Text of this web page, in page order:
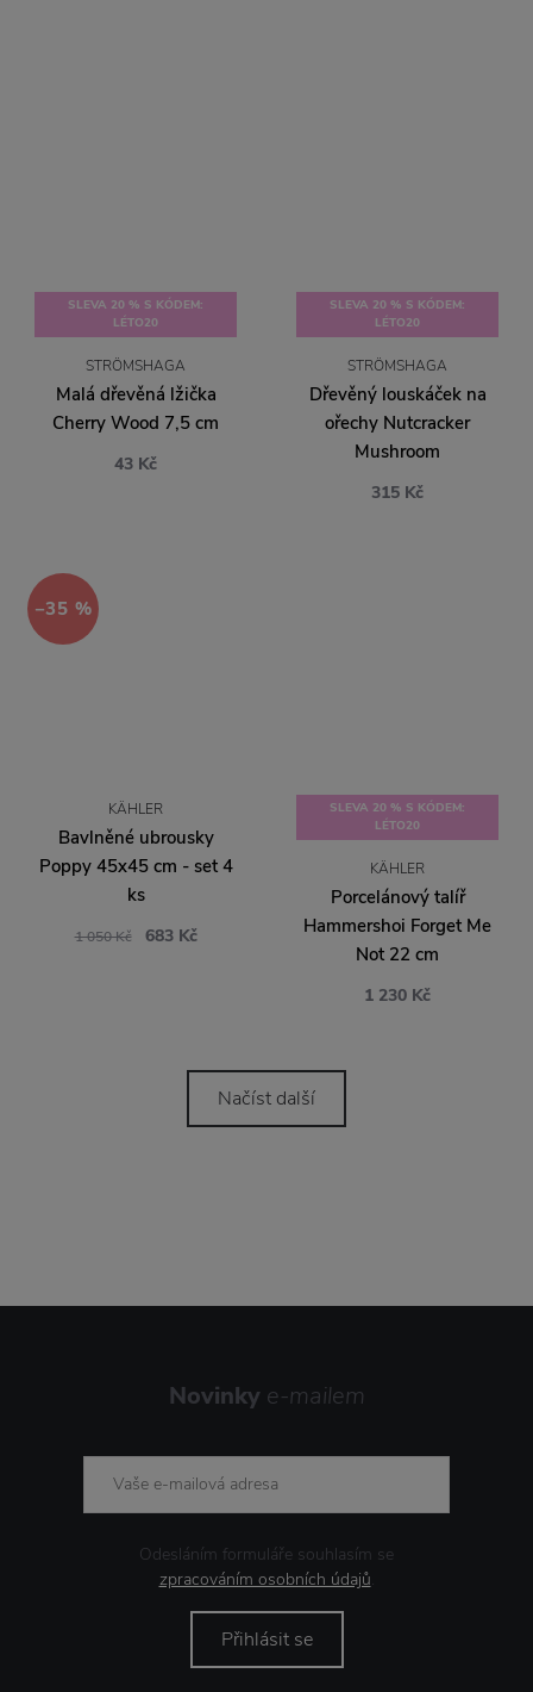
SLEVA 20 % S KÓDEM:
LÉTO20
STRÖMSHAGA
Malá dřevěná lžička
Cherry Wood 7,5 cm
43 Kč
SLEVA 20 % S KÓDEM:
LÉTO20
STRÖMSHAGA
Dřevěný louskáček na
ořechy Nutcracker
Mushroom
315 Kč
−35 %
KÄHLER
Bavlněné ubrousky
Poppy 45x45 cm - set 4
ks
1 050 Kč 683 Kč
SLEVA 20 % S KÓDEM:
LÉTO20
KÄHLER
Porcelánový talíř
Hammershoi Forget Me
Not 22 cm
1 230 Kč
Načíst další
Novinky e-mailem
Odesláním formuláře souhlasím se
zpracováním osobních údajů.
Přihlásit se